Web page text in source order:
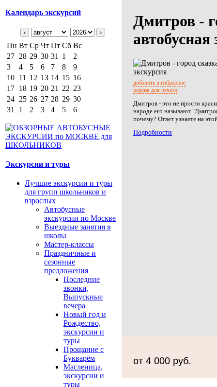
Календарь экскурсий
‹ ›
Пн Вт Ср Чт Пт Сб Вс
27 28 29 30 31 1
2
3
4 5 6 7 8
9
10 11 12 13 14 15 16
17 18 19 20 21 22 23
24 25 26 27 28 29 30
31
1 2 3 4 5 6
Экскурсии и туры
Лучшие экскурсии и туры
для групп школьников и
взрослых
Автобусные
экскурсии по Москве
Выездные занятия в
школы
Мастер-классы
Праздничные и
сезонные
предложения
Последние
звонки,
Выпускные
вечера
Новый год и
Рождество,
экскурсии и
туры
Прощание с
Букварём
Масленица,
экскурсии и
туры
Дмитров -
автобусная
добавить в избранное
версия для печати
Дмитров - это не просто
народе его называют
почему? Ответ узнаете на
Подробности
от 4 000 руб.